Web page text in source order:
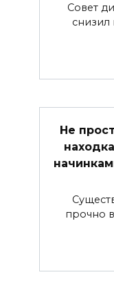
Совет
Не
прочно